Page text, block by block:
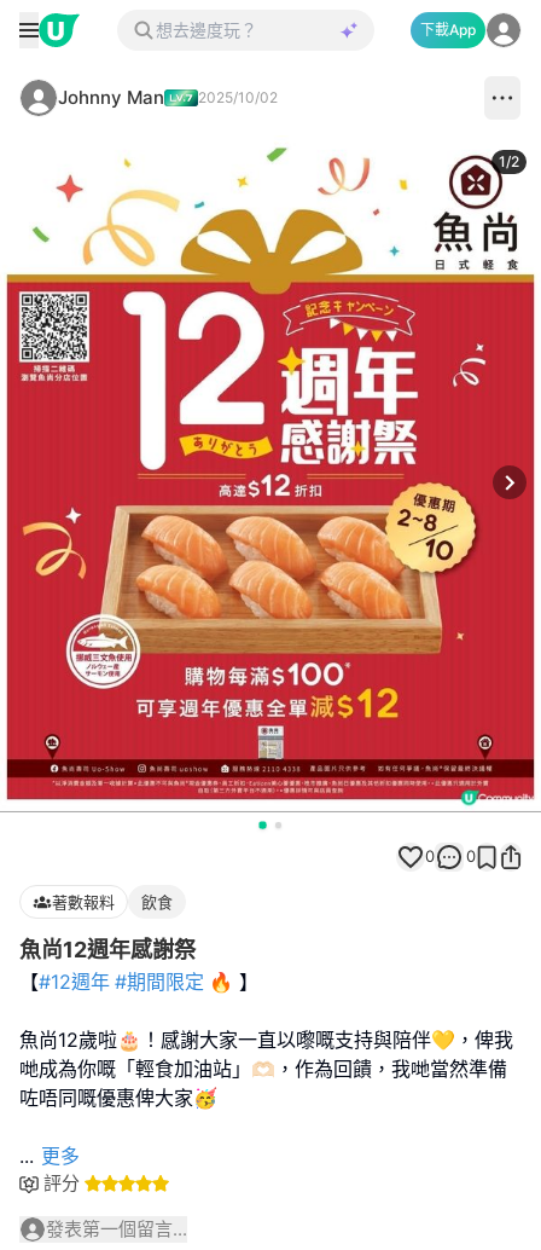
下載App
Johnny Man 2025/10/02
1/2
0 0
著數報料 飲食
魚尚12週年感謝祭
【#12週年 #期間限定 🔥 】
魚尚12歲啦🎂！感謝大家一直以嚟嘅支持與陪伴💛，俾我
哋成為你嘅「輕食加油站」🫶🏻，作為回饋，我哋當然準備
咗唔同嘅優惠俾大家🥳
... 更多
評分
發表第一個留言...